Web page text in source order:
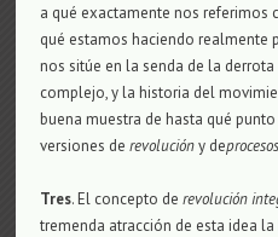
a qué exactamente nos
qué estamos haciendo realmente
nos sitúe en la senda de la
complejo, y la historia del
buena muestra de hasta qué
versiones de revolucióny de
Tres. El concepto derevolución
tremenda atracción de esta idea